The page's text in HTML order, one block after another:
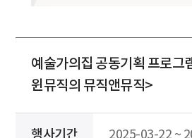
예술가의집 공동기획 프로그
윈뮤직의 뮤직앤뮤직>
행사기간 2025-03-22 ~